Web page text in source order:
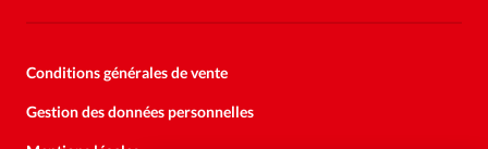
Conditions générales de vente
Gestion des données personnelles